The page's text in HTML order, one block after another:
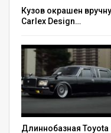
местного
Tracker. Это
традиционно для
бензином или
типа топлива не
работает в паре с
Кузов окрашен
Carlex Design…
Длиннобазная Toyota